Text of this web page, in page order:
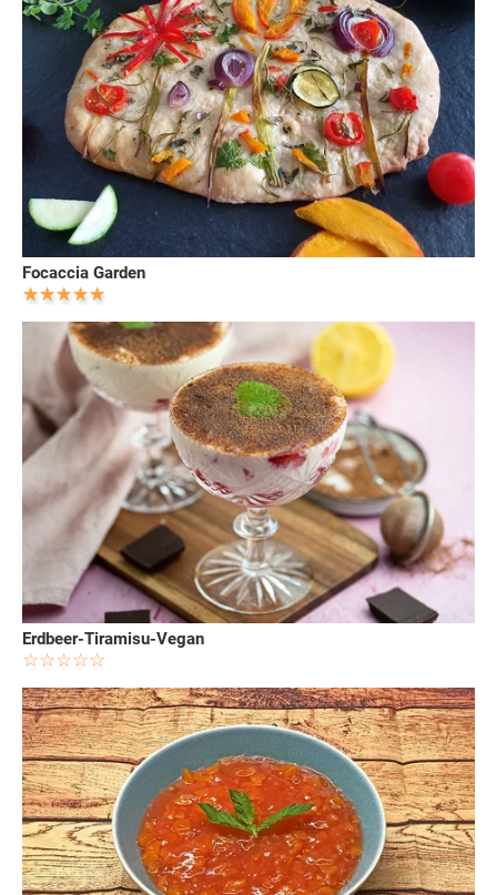
Focaccia Garden
Erdbeer-Tiramisu-Vegan